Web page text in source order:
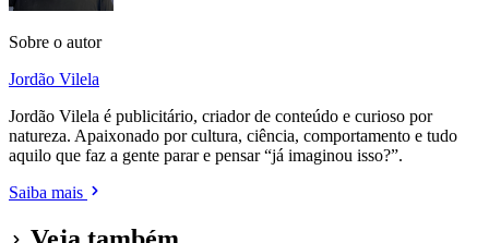
Sobre o autor
Jordão Vilela
Jordão Vilela é publicitário, criador de conteúdo e curioso por
natureza. Apaixonado por cultura, ciência, comportamento e tudo
aquilo que faz a gente parar e pensar “já imaginou isso?”.
Saiba mais